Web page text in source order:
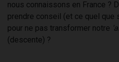
nous connaissons en France ?
prendre conseil (et ce quel que
pour ne pas transformer notre
(descente) ?